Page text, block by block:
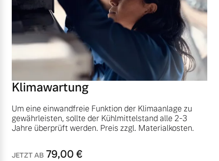
Mehr erfahren
Finanzierung & Leasing
Versicherung
Klimawartung
Um eine einwandfreie Funktion der Klimaanlage zu
gewährleisten, sollte der Kühlmittelstand alle 2-3
Jahre überprüft werden. Preis zzgl. Materialkosten.
JETZT AB 79,00 €